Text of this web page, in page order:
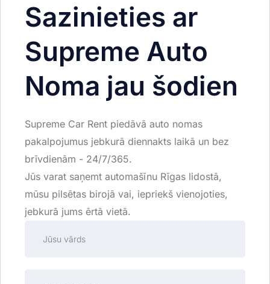
Sazinieties ar
Supreme Auto
Noma jau šodien
Supreme Car Rent piedāvā auto nomas
pakalpojumus jebkurā diennakts laikā un bez
brīvdienām - 24/7/365.
Jūs varat saņemt automašīnu Rīgas lidostā,
mūsu pilsētas birojā vai, iepriekš vienojoties,
jebkurā jums ērtā vietā.
vārds